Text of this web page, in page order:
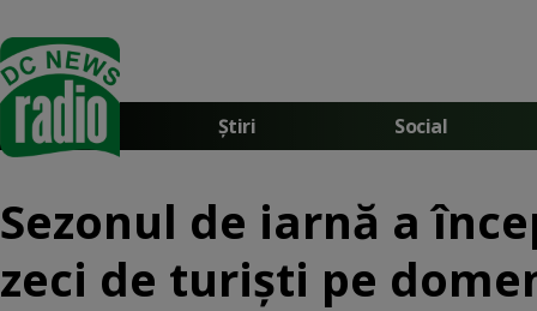
Știri Social
Sezonul de iarnă a
zeci de turiști pe